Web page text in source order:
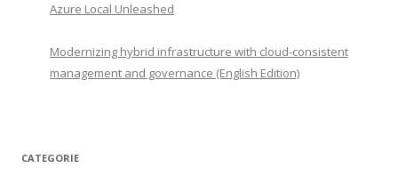
Azure Local Unleashed
Modernizing hybrid infrastructure with cloud-consistent
management and governance (English Edition)
CATEGORIE